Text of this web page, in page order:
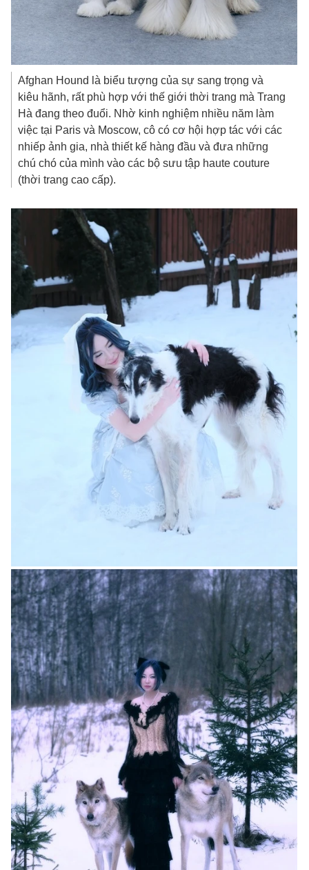
Afghan Hound là biểu tượng của sự sang trọng và
kiêu hãnh, rất phù hợp với thế giới thời trang mà Trang
Hà đang theo đuổi. Nhờ kinh nghiệm nhiều năm làm
việc tại Paris và Moscow, cô có cơ hội hợp tác với các
nhiếp ảnh gia, nhà thiết kế hàng đầu và đưa những
chú chó của mình vào các bộ sưu tập haute couture
(thời trang cao cấp).